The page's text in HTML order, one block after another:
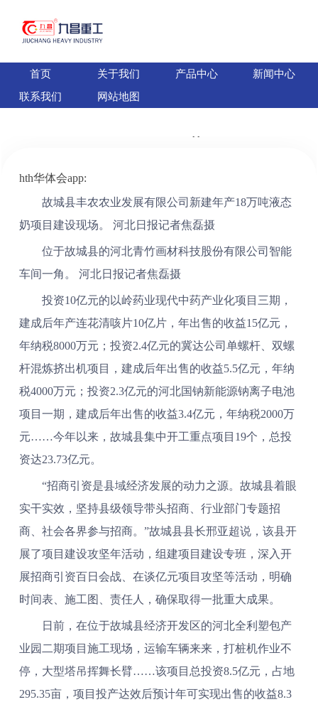
首页 关于我们 产品中心
新闻中心
联系我们
网站地图
hth全站app:激活新动能 跑出加速度
hth华体会app:
故城县丰农农业发展有限公司新建年产18万吨液态
奶项目建设现场。 河北日报记者焦磊摄
位于故城县的河北青竹画材科技股份有限公司智能
车间一角。 河北日报记者焦磊摄
投资10亿元的以岭药业现代中药产业化项目三期，
建成后年产连花清咳片10亿片，年出售的收益15亿元，
年纳税8000万元；投资2.4亿元的冀达公司单螺杆、双螺
杆混炼挤出机项目，建成后年出售的收益5.5亿元，年纳
税4000万元；投资2.3亿元的河北国钠新能源钠离子电池
项目一期，建成后年出售的收益3.4亿元，年纳税2000万
元……今年以来，故城县集中开工重点项目19个，总投
资达23.73亿元。
“招商引资是县域经济发展的动力之源。故城县着眼
实干实效，坚持县级领导带头招商、行业部门专题招
商、社会各界参与招商。”故城县县长邢亚超说，该县开
展了项目建设攻坚年活动，组建项目建设专班，深入开
展招商引资百日会战、在谈亿元项目攻坚等活动，明确
时间表、施工图、责任人，确保取得一批重大成果。
日前，在位于故城县经济开发区的河北全利塑包产
业园二期项目施工现场，运输车辆来来，打桩机作业不
停，大型塔吊挥舞长臂……该项目总投资8.5亿元，占地
295.35亩，项目投产达效后预计年可实现出售的收益8.3